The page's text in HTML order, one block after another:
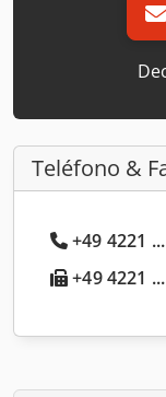
Teléfono &
+49 4221
+49 4221